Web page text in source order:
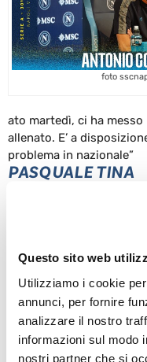
Questo sito web
Utilizziamo i cookie
annunci, per fornire
analizzare il nostro
informazioni sul modo
nostri partner che si
foto
ato martedì, ci ha
allenato. E’ a
problema in nazionale”
PASQUALE TINA
ALTRE NEWS